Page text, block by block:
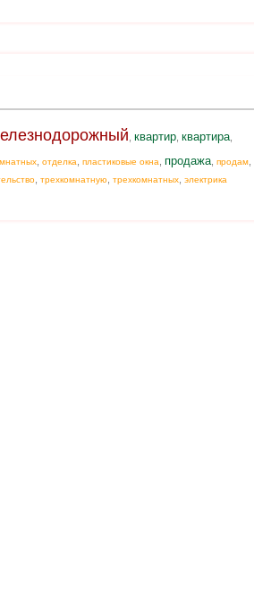
квартир, квартира,
отделка пластиковые окна продажа продам
трехкомнатную трехкомнатных электрика